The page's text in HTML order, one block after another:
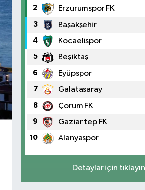
2 Erzurumspor FK
3 Başakşehir
4 Kocaelispor
5 Beşiktaş
6 Eyüpspor
7 Galatasaray
8 Çorum FK
9 Gaziantep FK
10 Alanyaspor
Detaylar için tıklayın